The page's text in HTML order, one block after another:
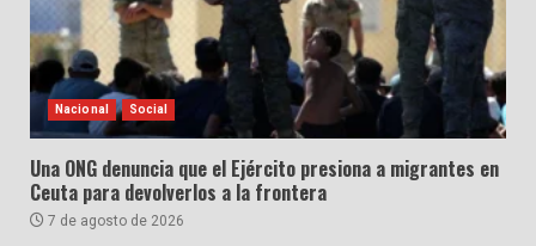
Nacional Social
Una ONG denuncia que el Ejército presiona a migrantes en
Ceuta para devolverlos a la frontera
7 de agosto de 2026